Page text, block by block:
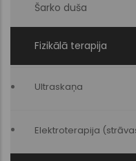
Šarko duša
Fizikālā terapija
Ultraskaņa
Elektroterapija